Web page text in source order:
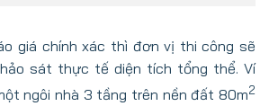
giá chính xác thì đơn vị thi công sẽ
sát thực tế diện tích tổng thể. Ví
ngôi nhà 3 tầng trên nền đất 80m2